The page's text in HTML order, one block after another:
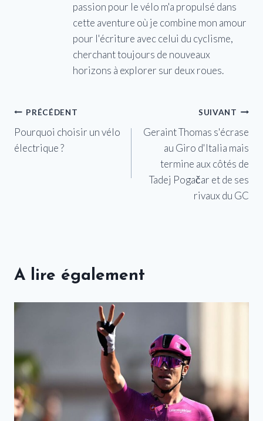
passion pour le vélo m'a propulsé dans
cette aventure où je combine mon amour
pour l'écriture avec celui du cyclisme,
cherchant toujours de nouveaux
horizons à explorer sur deux roues.
Navigation
de
PRÉCÉDENT
Pourquoi choisir un vélo
électrique ?
SUIVANT
Geraint Thomas s'écrase
au Giro d'Italia mais
termine aux côtés de
Tadej Pogačar et de ses
rivaux du GC
A lire également